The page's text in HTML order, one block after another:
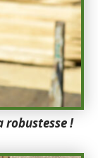
robustesse !